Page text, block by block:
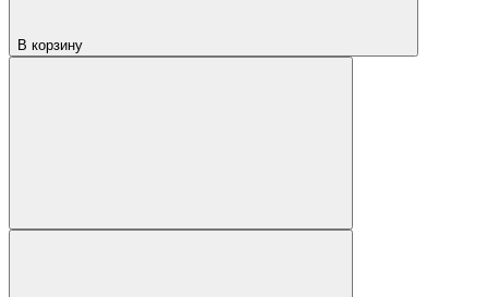
В корзину